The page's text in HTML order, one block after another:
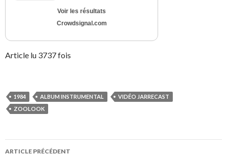
Voir les résultats
Crowdsignal.com
Article lu 3737 fois
1984 ALBUM INSTRUMENTAL
VIDÉO JARRECAST
ZOOLOOK
Navigation
ARTICLE PRÉCÉDENT